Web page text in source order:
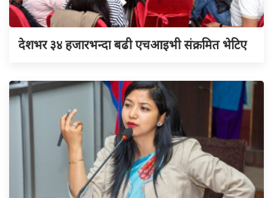
देशभर ३४ हजारभन्दा बढी एचआइभी संक्रमित भेटिए